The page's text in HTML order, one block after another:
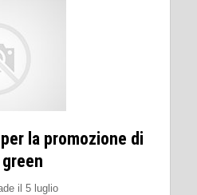
la promozione di
il 5 luglio